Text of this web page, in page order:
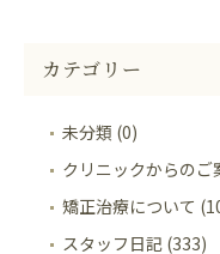
カテゴリー
未分類 (0)
クリニックからのご
矯正治療について
スタッフ日記 (333)